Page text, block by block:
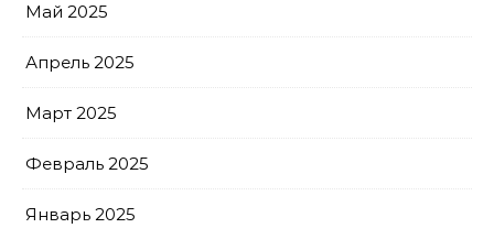
Май 2025
Апрель 2025
Март 2025
Февраль 2025
Январь 2025